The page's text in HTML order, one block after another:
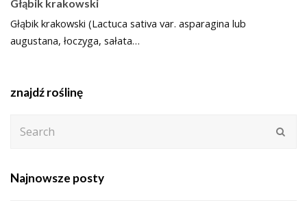
Głąbik krakowski
Głąbik krakowski (Lactuca sativa var. asparagina lub
augustana, łoczyga, sałata…
znajdź roślinę
Najnowsze posty